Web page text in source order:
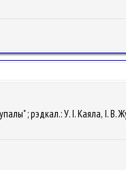
; рэдкал.: У. I. Каяла, І. В.